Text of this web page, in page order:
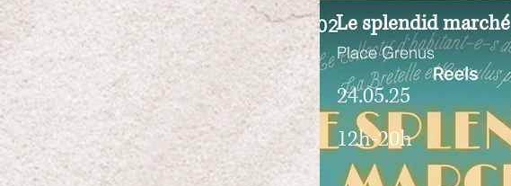
Le splendid marché
Place Grenus
24.05.25
12h-20h